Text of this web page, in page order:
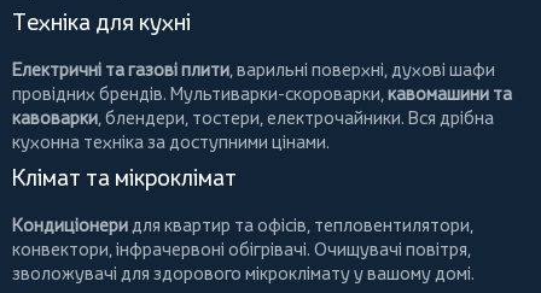
Техніка для кухні
Електричні та газові плити, варильні поверхні, духові шафи
провідних брендів. Мультиварки-скороварки,кавомашини та
кавоварки,блендери, тостери,електрочайники. Вся дрібна
кухонна техніка за доступними цінами.
Клімат та мікроклімат
Кондиціонеридля квартир та офісів, тепловентилятори,
конвектори,інфрачервоні обігрівачі. Очищувачі повітря,
зволожувачі для здорового мікроклімату у вашому домі.